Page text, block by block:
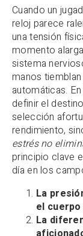
Cuando un
reloj parece
una tensión
momento
sistema
manos
automáticas.
definir el
selección
rendimiento,
estrés no
principio clave
día en los
La
el
La